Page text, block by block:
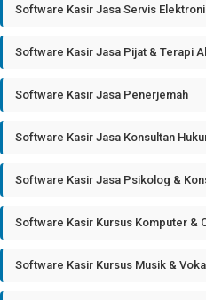
Software Kasir Jasa Servis
Software Kasir Jasa Pijat & Terapi
Software Kasir Jasa Penerjemah
Software Kasir Jasa Konsultan
Software Kasir Jasa Psikolog &
Software Kasir Kursus Komputer &
Software Kasir Kursus Musik & Vokal